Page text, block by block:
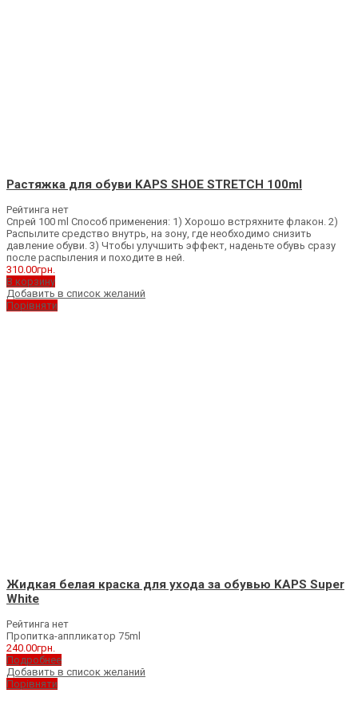
Растяжка для обуви KAPS SHOE STRETCH 100ml
Рейтинга нет
Спрей 100 ml Способ применения: 1) Хорошо встряхните флакон. 2)
Распылите средство внутрь, на зону, где необходимо снизить
давление обуви. 3) Чтобы улучшить эффект, наденьте обувь сразу
после распыления и походите в ней.
310.00грн.
В корзину
Добавить в список желаний
Порівняти
Жидкая белая краска для ухода за обувью KAPS Super
White
Рейтинга нет
Пропитка-аппликатор 75ml
240.00грн.
Подробнее
Добавить в список желаний
Порівняти